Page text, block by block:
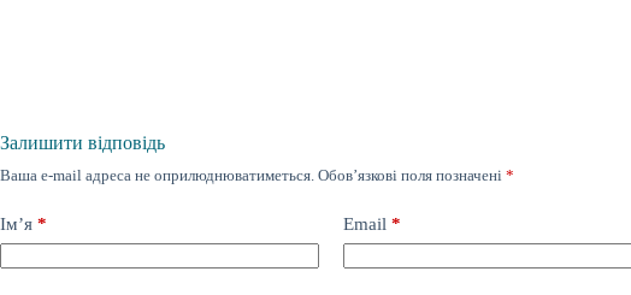
Залишити відповідь
Ваша e-mail адреса не оприлюднюватиметься. Обов’язкові поля позначені *
Ім’я * Email *